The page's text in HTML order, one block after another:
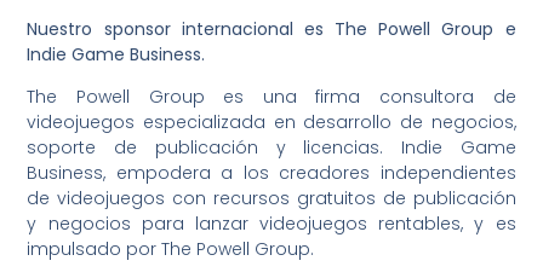
Nuestro sponsor internacional es The Powell Group e
Indie Game Business.
The Powell Group es una firma consultora de
videojuegos especializada en desarrollo de negocios,
soporte de publicación y licencias. Indie Game
Business, empodera a los creadores independientes
de videojuegos con recursos gratuitos de publicación
y negocios para lanzar videojuegos rentables, y es
impulsado por The Powell Group.